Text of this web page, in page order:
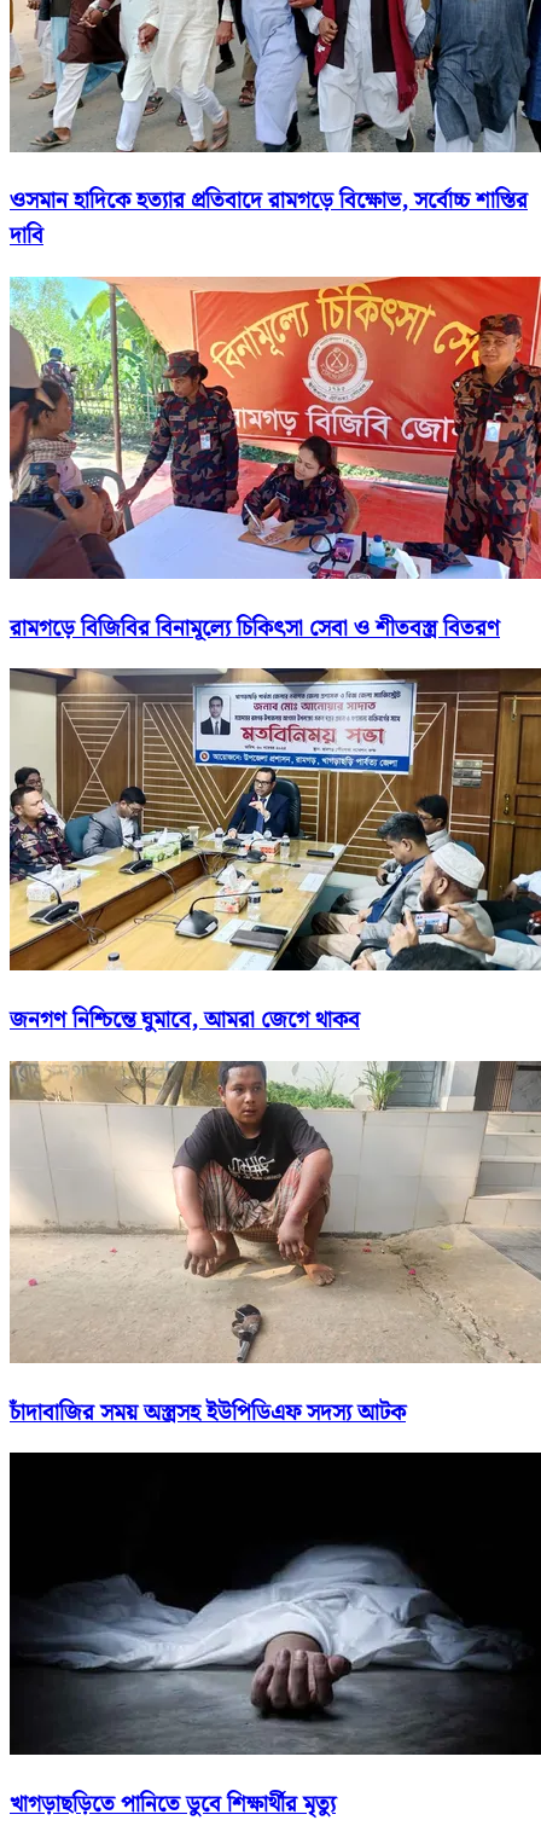
ওসমান হাদিকে হত্যার প্রতিবাদে রামগড়ে বিক্ষোভ, সর্বোচ্চ শাস্তির
দাবি
রামগড়ে বিজিবির বিনামূল্যে চিকিৎসা সেবা ও শীতবস্ত্র বিতরণ
জনগণ নিশ্চিন্তে ঘুমাবে, আমরা জেগে থাকব
চাঁদাবাজির সময় অস্ত্রসহ ইউপিডিএফ সদস্য আটক
খাগড়াছড়িতে পানিতে ডুবে শিক্ষার্থীর মৃত্যু